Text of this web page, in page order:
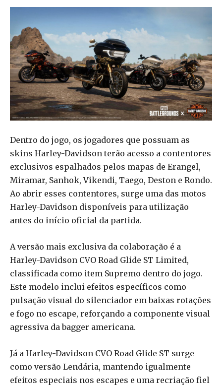
Dentro do jogo, os jogadores que possuam as
skins Harley-Davidson terão acesso a contentores
exclusivos espalhados pelos mapas de Erangel,
Miramar, Sanhok, Vikendi, Taego, Deston e Rondo.
Ao abrir esses contentores, surge uma das motos
Harley-Davidson disponíveis para utilização
antes do início oficial da partida.
A versão mais exclusiva da colaboração é a
Harley-Davidson CVO Road Glide ST Limited,
classificada como item Supremo dentro do jogo.
Este modelo inclui efeitos específicos como
pulsação visual do silenciador em baixas rotações
e fogo no escape, reforçando a componente visual
agressiva da bagger americana.
Já a Harley-Davidson CVO Road Glide ST surge
como versão Lendária, mantendo igualmente
efeitos especiais nos escapes e uma recriação fiel